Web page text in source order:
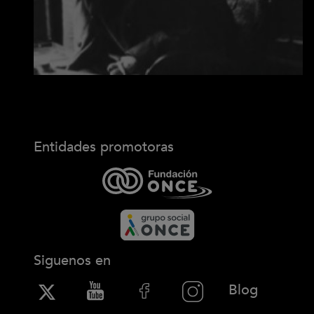
Entidades promotoras
Siguenos en
Blog